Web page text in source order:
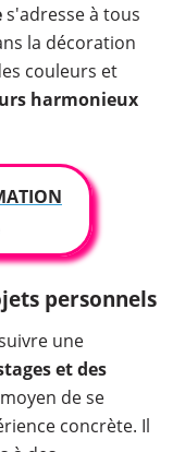
s'adresse à tous
la décoration
couleurs et
harmonieux
personnels
une
et des
de se
concrète. Il